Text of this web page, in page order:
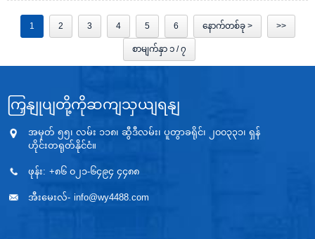
1 2 3 4 5 6 နောက်တစ်ခု > >>
စာမျက်နှာ ၁ / ၇
ကြှနျုပျတို့ကိုဆကျသှယျရနျ
အမှတ် ၅၅၊ လမ်း ၁၁၈၊ ဆွီဒီလမ်း၊ ပူတွာခရိုင်၊ ၂၀၀၃၃၁၊ ရှန်
ဟိုင်းတရုတ်နိုင်ငံ။
ဖုန်း: +၈၆ ၀၂၁-၆၄၉၄ ၄၄၈၈
အီးမေးလ်- info@wy4488.com